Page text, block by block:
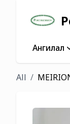
Ангилал
All